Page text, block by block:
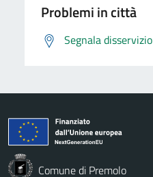
Problemi in città
Segnala disservizio
Comune di Premolo